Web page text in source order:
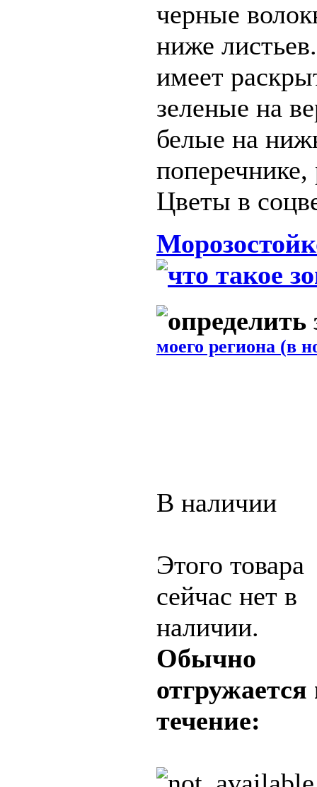
черные
ниже
имеет
зеленые на
белые на
Цветы в
моего региона (в
В наличии
Этого товара
сейчас нет в
наличии.
Обычно
отгружается
течение: